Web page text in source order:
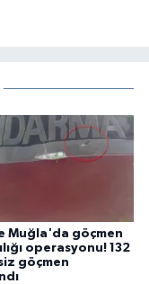
Muğla'da göçmen
operasyonu! 132
göçmen